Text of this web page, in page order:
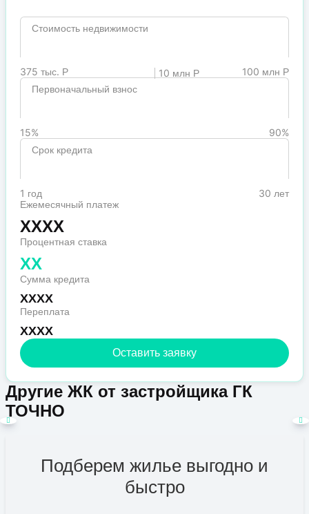
Стоимость недвижимости
375 тыс. Р 10 млн Р
100 млн Р
Первоначальный взнос
15%
90%
Срок кредита
1 год
30 лет
Ежемесячный платеж
XXXX
Процентная ставка
XX
Сумма кредита
XXXX
Переплата
XXXX
Оставить заявку
Другие ЖК от застройщика ГК
ТОЧНО
Подберем жилье выгодно и
быстро